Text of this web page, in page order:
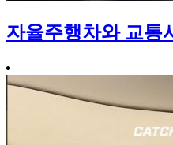
자율주행차와 교통